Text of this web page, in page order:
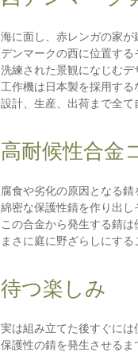
海に面し、赤レンガの家が
デンマークの西に位置する
洗練された景観になじむデ
工作機は日本製を採用する
設計、生産、出荷まで全て
高耐候性合金
腐食や劣化の原因となる錆
綿密な保護性錆を作り出し
この合金から発生する錆は
まさに庭に野ざらしにす
待つ楽しみ
実は組み立てた後すぐには
保護性の錆を発生させるま